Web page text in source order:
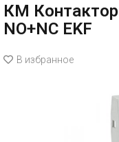
КМ
NО+NC EKF
В избранное